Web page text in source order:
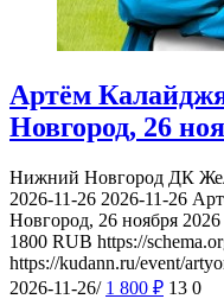
Артём
Новгород, 26
Нижний Новгород ДК
2026-11-26 2026-11-26
Новгород, 26 ноября 2026
1800 RUB https://
https://kudann.ru/event/
2026-11-26/ 1 800 ₽ 13 0